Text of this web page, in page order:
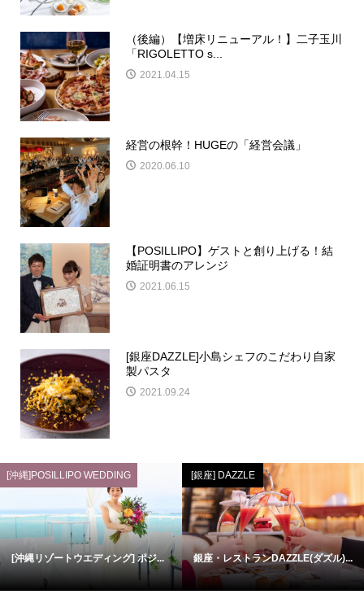
（後編）【増床リニューアル！】二子玉川
「RIGOLETTO s...
2021.04.15
経営の根幹！HUGEの「経営会議」
2020.06.10
【POSILLIPO】ゲストと創り上げる！結
婚証明書のアレンジ
2021.06.15
[銀座DAZZLE]小島シェフのこだわり自家
製パスタ
2021.09.24
[沖縄]POSILLIPO WEDDING
[沖縄リゾートウエディング] ポジ...
[銀座] DAZZLE
銀座・レストランDAZZLE(ダズル)...